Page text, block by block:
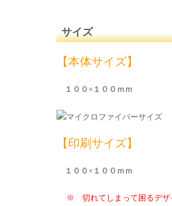
サイズ
【本体サイズ】
１００×１００ｍｍ
【印刷サイズ】
１００×１００ｍｍ
※ 切れてしまって困るデザ